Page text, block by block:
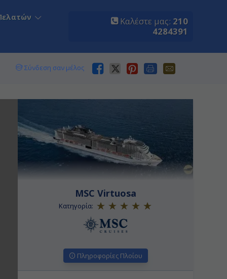
Καλέστε μας: 210
4284391
Σύνδεση σαν μέλος
MSC Virtuosa
Κατηγορία:
Πληροφορίες Πλοίου